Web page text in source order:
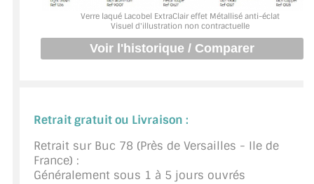
SYSTÈMES PIVOTANTS
SYSTÈMES COULISSANTS
ACCESSOIRES EN PROMOTIONS
EXEMPLES, RÉALISATIONS, INSPIRATIONS
NUANCIER RAL
Verre laqué Lacobel ExtraClair effet Métallisé anti-éclat
Visuel d'illustration non contractuelle
Retrait gratuit ou Livraison :
Retrait sur Buc 78 (Près de Versailles - Ile de
France) :
Généralement sous 1 à 5 jours ouvrés